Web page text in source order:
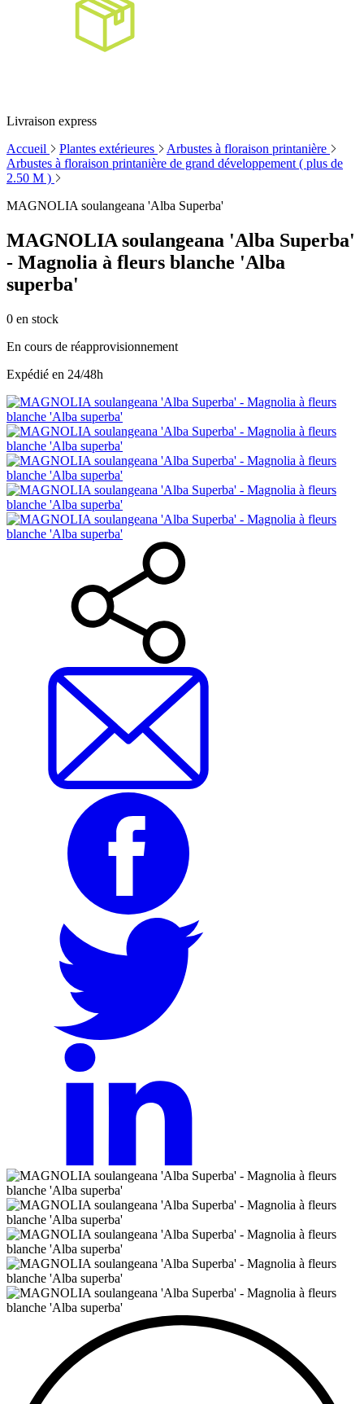
Livraison express
Accueil
Plantes extérieures
Arbustes à floraison printanière
Arbustes à floraison printanière de grand développement ( plus de
2.50 M )
MAGNOLIA soulangeana 'Alba Superba'
MAGNOLIA soulangeana 'Alba Superba'
- Magnolia à fleurs blanche 'Alba
superba'
0 en stock
En cours de réapprovisionnement
Expédié en 24/48h